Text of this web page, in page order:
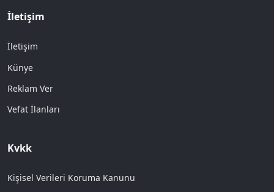
İletişim
İletişim
Künye
Reklam Ver
Vefat İlanları
Kvkk
Kişisel Verileri Koruma Kanunu